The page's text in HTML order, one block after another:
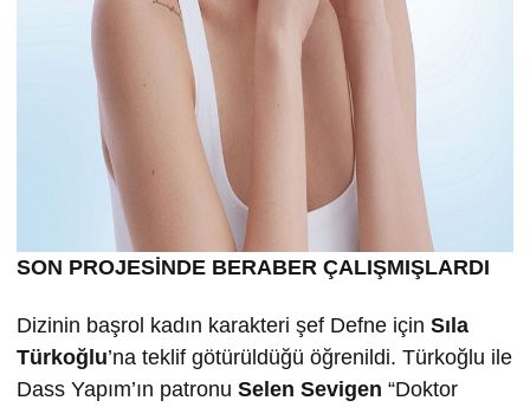
SON PROJESİNDE BERABER ÇALIŞMIŞLARDI
Dizinin başrol kadın karakteri şef Defne için Sıla
Türkoğlu’na teklif götürüldüğü öğrenildi. Türkoğlu ile
Dass Yapım’ın patronu Selen Sevigen “Doktor